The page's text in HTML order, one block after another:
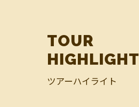
TOUR
HIGHLIGHT
ツアーハイライト